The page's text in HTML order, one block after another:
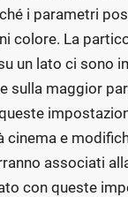
i parametri
colore. La
un lato ci sono
sulla maggior
cinema e
associati
con queste